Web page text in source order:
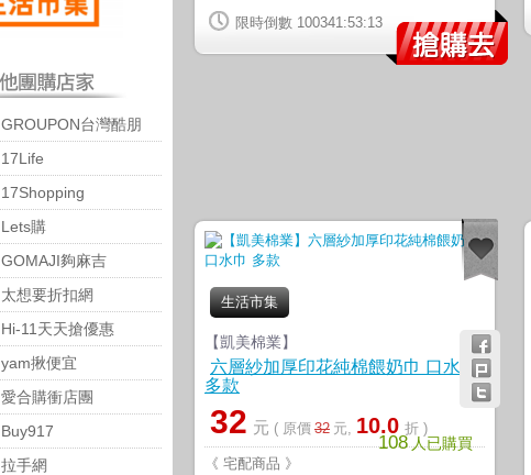
GROUPON台灣酷朋
17Life
17Shopping
Lets購
GOMAJI夠麻吉
太想要折扣網
Hi-11天天搶優惠
yam揪便宜
愛合購衝店團
Buy917
拉手網
限時倒數 100341:53:12
生活市集
108人已購買
【凱美棉業】
六層紗加厚印花純棉餵奶巾 口水巾
多款
32 元 ( 原價 32 元, 10.0 折 )
《 宅配商品 》